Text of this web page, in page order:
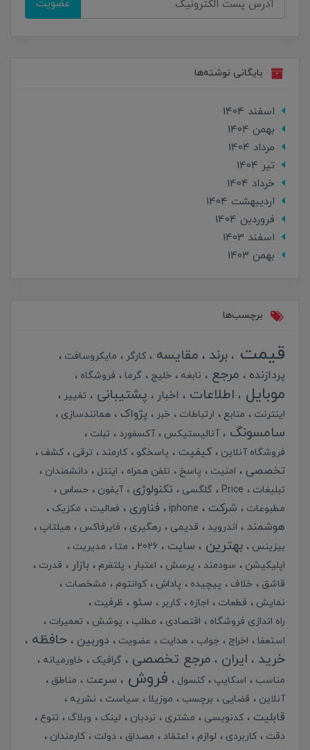
عضویت
بایگانی نوشته‌ها
اسفند 1404
بهمن 1404
مرداد 1404
تير 1404
خرداد 1404
ارديبهشت 1404
فروردین 1404
اسفند 1403
بهمن 1403
برچسب‌ها
قیمت برند مقایسه کارگر مایکروسافت
پردازنده مرجع نابغه خلیج گرما فروشگاه
موبایل اطلاعات اخبار پشتیبانی
تغییر
اینترنت
منابع ارتباطات خبر پژواک همانندسازی
سامسونگ آنالیستیکس آکسفورد
تبلت
فروشگاه آنلاین
کیفیت پاسخگو کارمند ترقی کشف
تخصصی امنیت پاسخ تلفن همراه اینتل
دانشمندان
تبلیغات
Price گلگسی تکنولوژی آیفون
حساس
مطبوعات
شرکت iphone فناوری فعالیت مکزیک
هوشمند اندروید قدیمی رهگیری فایرفاکس
هیلتاپ
بیزینس
بهترین سایت 2026 متا
مدیریت
اپلیکیشن
سودمند پرسش اعتبار پلتفرم بازار
قدرت
قاشق
خلاف پیچیده پاداش کوانتوم
مشخصات
نمایش
قطعات اجازه کاربر سئو
ظرفیت
راه اندازی فروشگاه
اقتصادی مطلب پوشش
تعمیرات
استعفا
اخراج جواب هدایت عضویت دوربین
حافظه
خرید
ایران مرجع تخصصی گرافیک
خاورمیانه
مناسب
اسکایپ کنسول فروش سرعت
مناطق
آنلاین
قضایی برچسب موزیلا سیاست نشریه
قابلیت کدنویسی مشتری نردبان لینک وبلاگ
تنوع
دقت
کاربردی لوازم اعتقاد مصداق دولت کارمندان